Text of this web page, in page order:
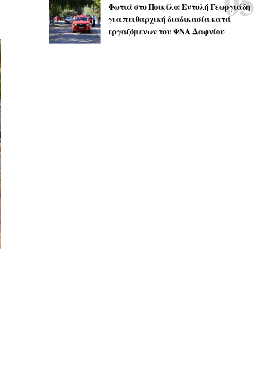
Φωτιά στο Ποικίλο: Εντολή Γεωργιάδη
για πειθαρχική διαδικασία κατά
εργαζόμενων του ΨΝΑ Δαφνίου